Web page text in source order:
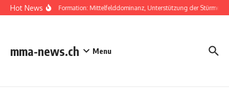
Skip to content
Hot News4-1-3-2 Formation: Mittelfelddominanz, Unterstützung der Stürmer,
mma-news.ch Menu